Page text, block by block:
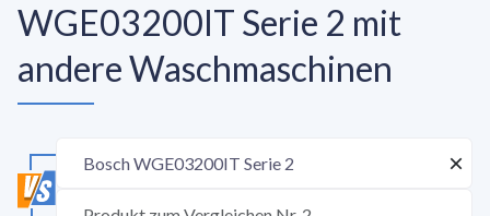
WGE03200IT Serie 2 mit
andere Waschmaschinen